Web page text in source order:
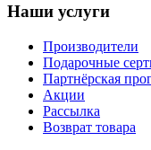
Наши услуги
Производители
Подарочные
Партнёрская
Акции
Рассылка
Возврат товара